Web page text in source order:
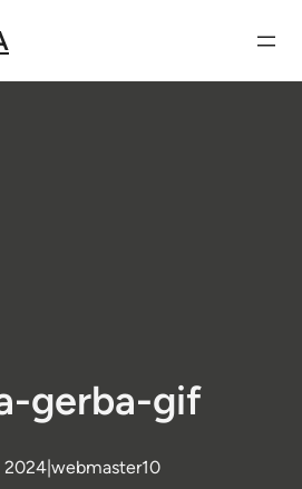
gerba-gif
2024|webmaster10